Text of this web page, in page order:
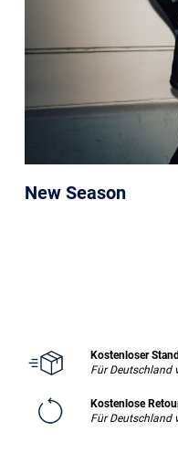
New Season
Kostenloser
Für Deutschland
Kostenlose
Für Deutschland